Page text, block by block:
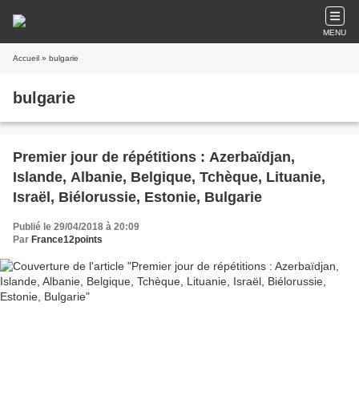
MENU
Accueil » bulgarie
bulgarie
Premier jour de répétitions : Azerbaïdjan,
Islande, Albanie, Belgique, Tchèque, Lituanie,
Israël, Biélorussie, Estonie, Bulgarie
Publié le 29/04/2018 à 20:09
Par France12points